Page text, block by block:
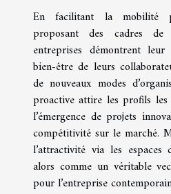
En facilitant la mobilité
proposant des cadres
entreprises démontrent
bien-être de leurs
de nouveaux modes
proactive attire les profils
l’émergence de projets
compétitivité sur le marché.
l’attractivité via les espaces
alors comme un véritable
pour l’entreprise